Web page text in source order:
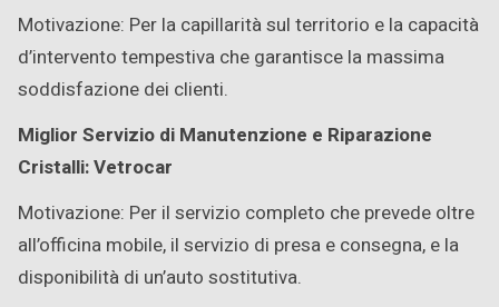
Motivazione: Per la capillarità sul territorio e la capacità
d’intervento tempestiva che garantisce la massima
soddisfazione dei clienti.
Miglior Servizio di Manutenzione e Riparazione
Cristalli: Vetrocar
Motivazione: Per il servizio completo che prevede oltre
all’officina mobile, il servizio di presa e consegna, e la
disponibilità di un’auto sostitutiva.